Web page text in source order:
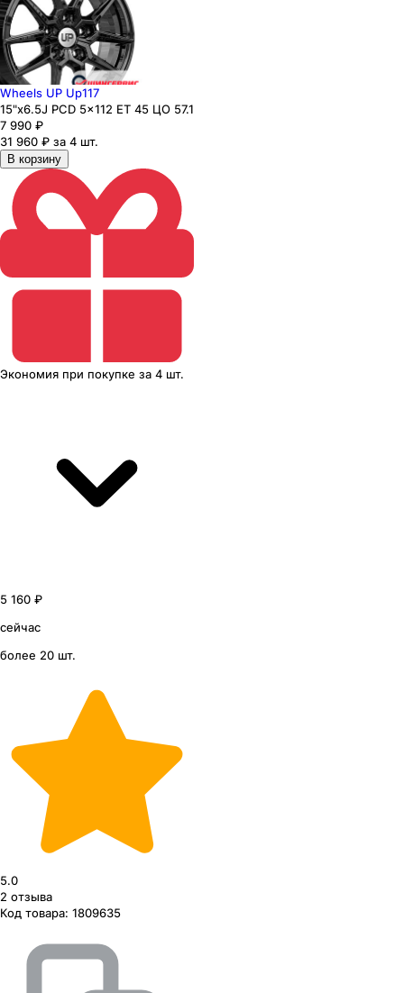
Wheels UP Up117
15"x6.5J PCD 5x112 ЕТ 45 ЦО 57.1
7 990 ₽
31 960 ₽ за 4 шт.
В корзину
Экономия при покупке за 4 шт.
5 160 ₽
сейчас
более 20 шт.
5.0
2 отзыва
Код товара: 1809635